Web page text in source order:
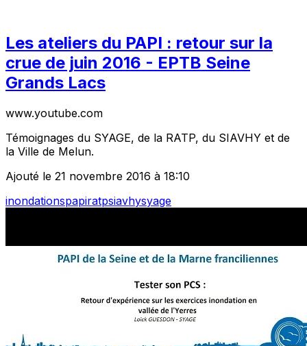
Les ateliers du PAPI : retour sur la
crue de juin 2016 - EPTB Seine
Grands Lacs
www.youtube.com
Témoignages du SYAGE, de la RATP, du SIAVHY et de
la Ville de Melun.
Ajouté le 21 novembre 2016 à 18:10
inondationspapiratpsiavhysyage